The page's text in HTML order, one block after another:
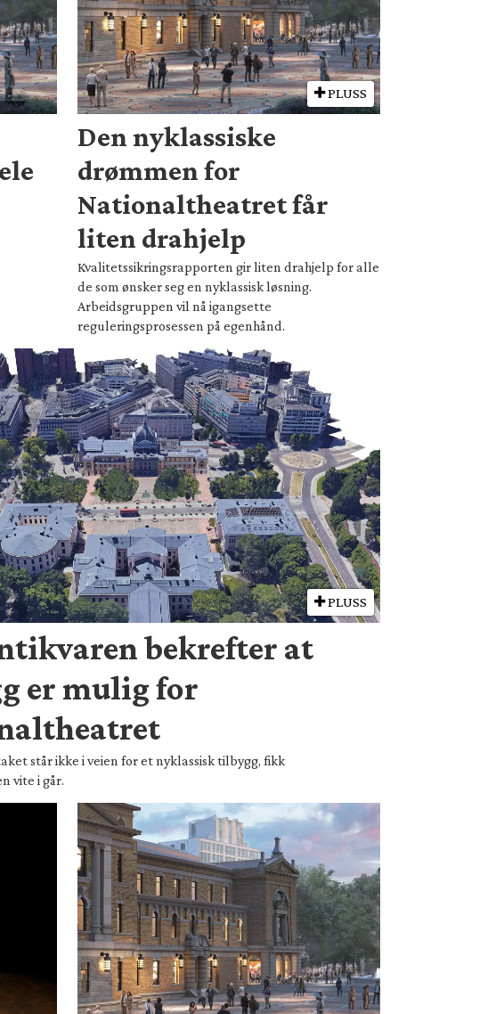
PLUSS
Den nyklassiske
drømmen for
Nationaltheatret får
liten drahjelp
Kvalitetssikringsrapporten gir liten drahjelp for alle
de som ønsker seg en nyklassisk løsning.
Arbeidsgruppen vil nå igangsette
reguleringsprosessen på egenhånd.
PLUSS
bekrefter at
er mulig for
står ikke i veien for et nyklassisk tilbygg, fikk
vite i går.